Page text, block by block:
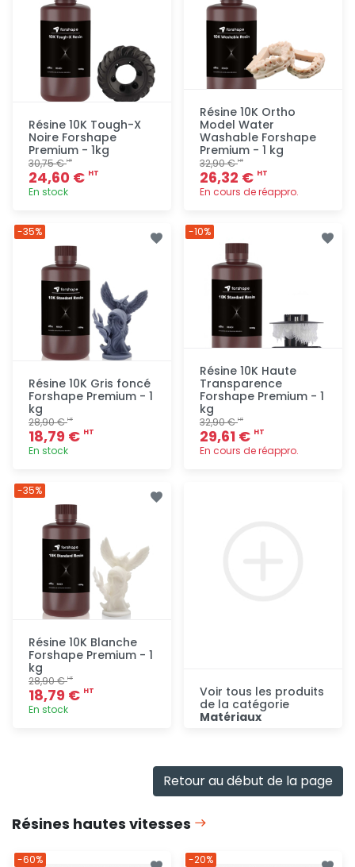
Résine 10K Tough-X
Noire Forshape
Premium - 1kg
30,75 €HT
24,60 € HT
En stock
Résine 10K Ortho
Model Water
Washable Forshape
Premium - 1 kg
32,90 €HT
26,32 € HT
En cours de réappro.
Résine 10K Gris foncé
Forshape Premium - 1
kg
28,90 €HT
18,79 € HT
En stock
-35%
Résine 10K Haute
Transparence
Forshape Premium - 1
kg
32,90 €HT
29,61 € HT
En cours de réappro.
-10%
Résine 10K Blanche
Forshape Premium - 1
kg
28,90 €HT
18,79 € HT
En stock
-35%
Voir tous les produits
de la catégorie
Matériaux
Retour au début de la page
Résines hautes vitesses
-60% -20%